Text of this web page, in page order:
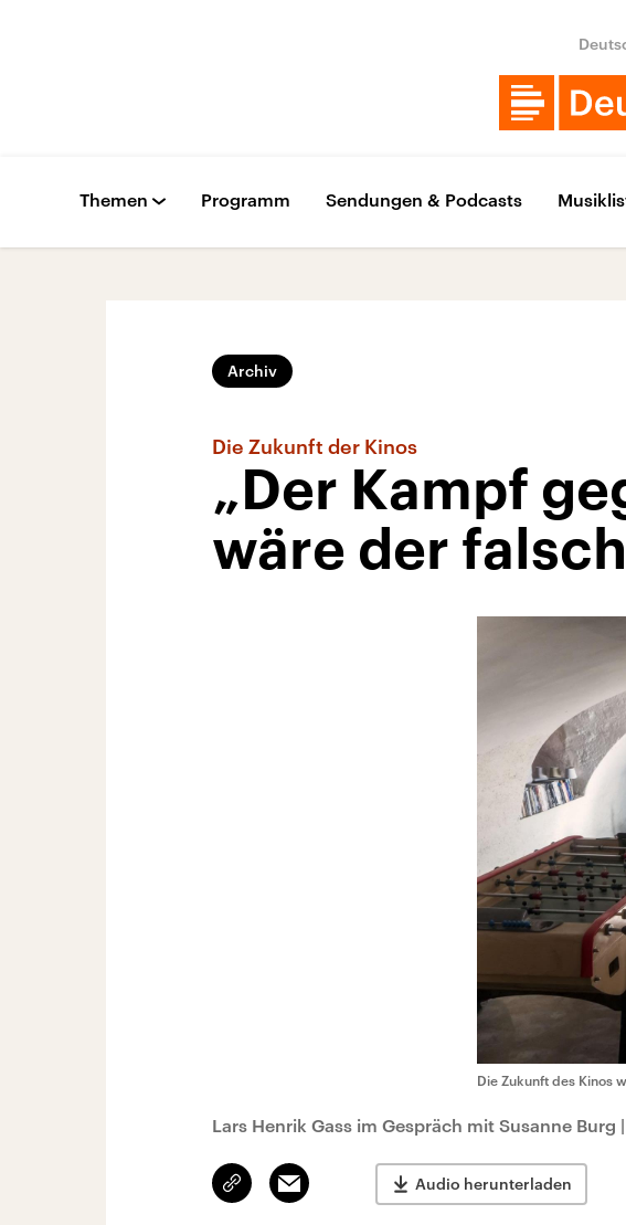
Themen Programm Sendungen & Podcasts
Archiv
Die Zukunft der Kinos
„Der Kampf
wäre der
Die Zukunft des Kinos
Lars Henrik Gass im Gespräch mit Susanne Burg |
Link
kopieren/teilen
Email Audio herunterladen